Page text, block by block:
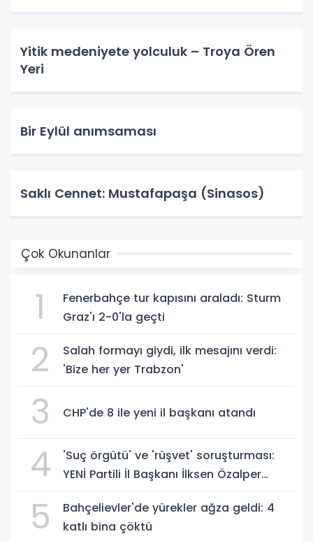
Yitik medeniyete yolculuk – Troya Ören
Yeri
Bir Eylül anımsaması
Saklı Cennet: Mustafapaşa (Sinasos)
Çok Okunanlar
1
Fenerbahçe tur kapısını araladı: Sturm
Graz'ı 2-0'la geçti
2
Salah formayı giydi, ilk mesajını verdi:
'Bize her yer Trabzon'
3 CHP'de 8 ile yeni il başkanı atandı
4
'Suç örgütü' ve 'rüşvet' soruşturması:
YENİ Partili İl Başkanı İlksen Özalper
5
Bahçelievler'de yürekler ağza geldi: 4
katlı bina çöktü